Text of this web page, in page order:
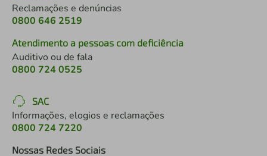
Reclamações e denúncias
0800 646 2519
Atendimento a pessoas com deficiência
Auditivo ou de fala
0800 724 0525
SAC
Informações, elogios e reclamações
0800 724 7220
Nossas Redes Sociais